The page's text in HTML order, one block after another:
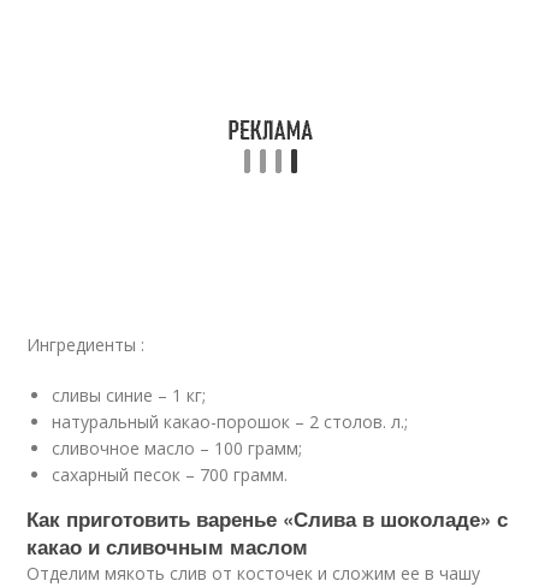
Ингредиенты :
сливы синие – 1 кг;
натуральный какао-порошок – 2 столов. л.;
сливочное масло – 100 грамм;
сахарный песок – 700 грамм.
Как приготовить варенье «Слива в шоколаде» с
какао и сливочным маслом
Отделим мякоть слив от косточек и сложим ее в чашу